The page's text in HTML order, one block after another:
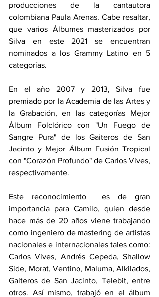
producciones de la cantautora
colombiana Paula Arenas. Cabe resaltar,
que varios Álbumes masterizados por
Silva en este 2021 se encuentran
nominados a los Grammy Latino en 5
categorías.
En el año 2007 y 2013, Silva fue
premiado por la Academia de las Artes y
la Grabación, en las categorías Mejor
Álbum Folclórico con "Un Fuego de
Sangre Pura" de los Gaiteros de San
Jacinto y Mejor Álbum Fusión Tropical
con "Corazón Profundo" de Carlos Vives,
respectivamente.
Este reconocimiento  es de gran
importancia para Camilo, quien desde
hace más de 20 años viene trabajando
como ingeniero de mastering de artistas
nacionales e internacionales tales como:
Carlos Vives, Andrés Cepeda, Shallow
Side, Morat, Ventino, Maluma, Alkilados,
Gaiteros de San Jacinto, Telebit, entre
otros. Así mismo, trabajó en el álbum